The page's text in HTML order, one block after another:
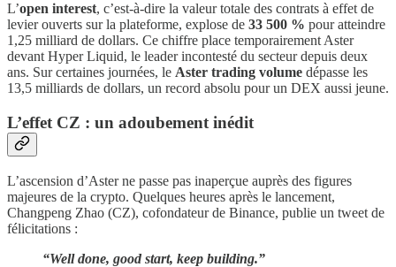
L’open interest, c’est-à-dire la valeur totale des contrats à effet de
levier ouverts sur la plateforme, explose de 33 500 % pour atteindre
1,25 milliard de dollars. Ce chiffre place temporairement Aster
devant Hyper Liquid, le leader incontesté du secteur depuis deux
ans. Sur certaines journées, le Aster trading volume dépasse les
13,5 milliards de dollars, un record absolu pour un DEX aussi jeune.
L’effet CZ : un adoubement inédit
L’ascension d’Aster ne passe pas inaperçue auprès des figures
majeures de la crypto. Quelques heures après le lancement,
Changpeng Zhao (CZ), cofondateur de Binance, publie un tweet de
félicitations :
“Well done, good start, keep building.”